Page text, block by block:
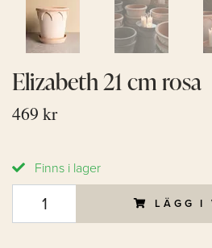
Elizabeth 21 cm rosa
469 kr
Finns i lager
LÄGG I